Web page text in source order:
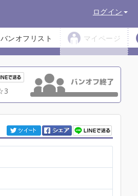
ログイン
バンオフリスト マイページ
3